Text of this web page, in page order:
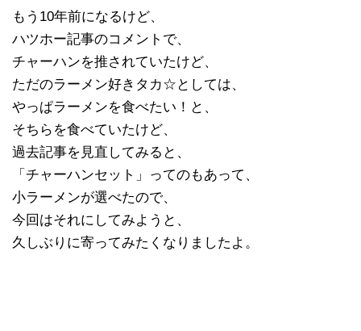
もう10年前になるけど、
ハツホー記事のコメントで、
チャーハンを推されていたけど、
ただのラーメン好きタカ☆としては、
やっぱラーメンを食べたい！と、
そちらを食べていたけど、
過去記事を見直してみると、
「チャーハンセット」ってのもあって、
小ラーメンが選べたので、
今回はそれにしてみようと、
久しぶりに寄ってみたくなりましたよ。